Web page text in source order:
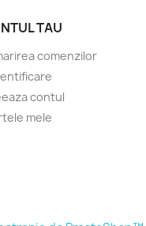
TAU
comenzilor
contul
mele